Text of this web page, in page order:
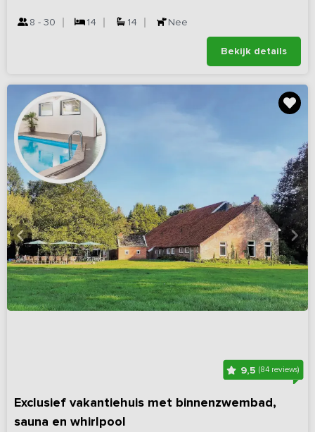
8 - 30 14 14 Nee
Bekijk details
9,5(84 reviews)
Exclusief vakantiehuis met binnenzwembad,
sauna en whirlpool